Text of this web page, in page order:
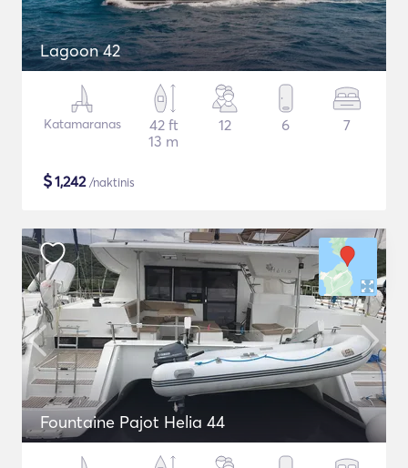
Lagoon 42
Katamaranas
42 ft
13 m
12 6 7
$1,242/naktinis
Fountaine Pajot Helia 44